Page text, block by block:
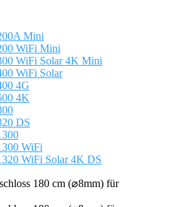
Mini
WiFi Mini
WiFi Solar 4K Mini
WiFi Solar
4G
4K
DS
WiFi
WiFi Solar 4K DS